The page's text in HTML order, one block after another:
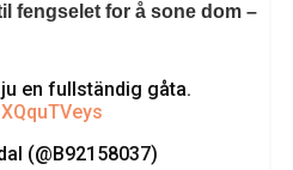
fengselet for å sone dom –
en fullständig gåta.
(@B92158037)